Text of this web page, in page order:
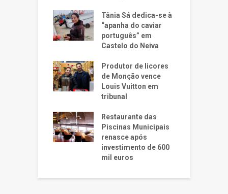
Tânia Sá dedica-se à
“apanha do caviar
português” em
Castelo do Neiva
Produtor de licores
de Monção vence
Louis Vuitton em
tribunal
Restaurante das
Piscinas Municipais
renasce após
investimento de 600
mil euros